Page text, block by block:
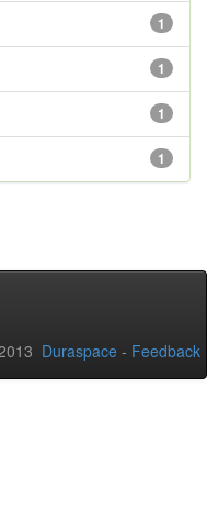
1
1
1
1
Duraspace - Feedback